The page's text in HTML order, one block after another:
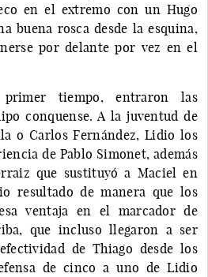
en el extremo con un Hugo
buena rosca desde la esquina,
por delante por vez en el
tiempo, entraron las
conquense. A la juventud de
o Carlos Fernández, Lidio los
de Pablo Simonet, además
que sustituyó a Maciel en
resultado de manera que los
ventaja en el marcador de
que incluso llegaron a ser
de Thiago desde los
de cinco a uno de Lidio